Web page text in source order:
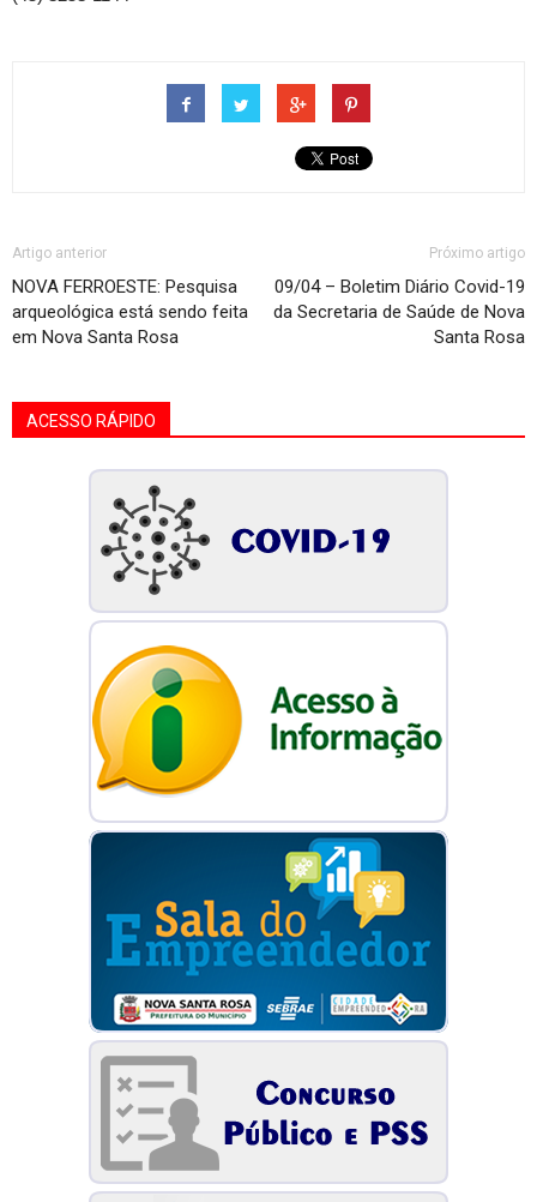
Artigo anterior
NOVA FERROESTE: Pesquisa
arqueológica está sendo feita
em Nova Santa Rosa
Próximo artigo
09/04 – Boletim Diário Covid-19
da Secretaria de Saúde de Nova
Santa Rosa
ACESSO RÁPIDO